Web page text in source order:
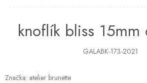
knoflík bliss
GALABK-173-2021
Značka: atelier brunette